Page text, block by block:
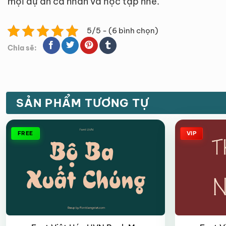
5/5 - (6 bình chọn)
Chia sẽ:
SẢN PHẨM TƯƠNG TỰ
FREE VIP